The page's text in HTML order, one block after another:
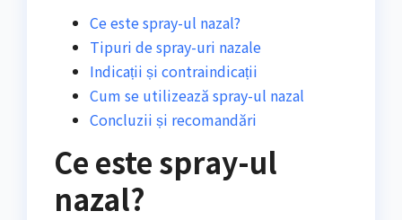
Ce este spray-ul nazal?
Tipuri de spray-uri nazale
Indicații și contraindicații
Cum se utilizează spray-ul nazal
Concluzii și recomandări
Ce este spray-ul
nazal?